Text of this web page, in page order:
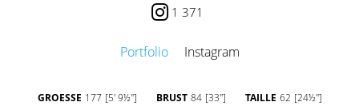
1 371
Portfolio Instagram
GROESSE 177 [5' 9½''] BRUST 84 [33''] TAILLE 62 [24½'']